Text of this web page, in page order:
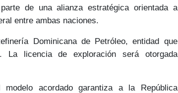
parte de unaalianza estratégica orientada a
entre ambas naciones.
Dominicana de Petróleo, entidad que
La licencia de exploración será otorgada
acordado garantiza a la República